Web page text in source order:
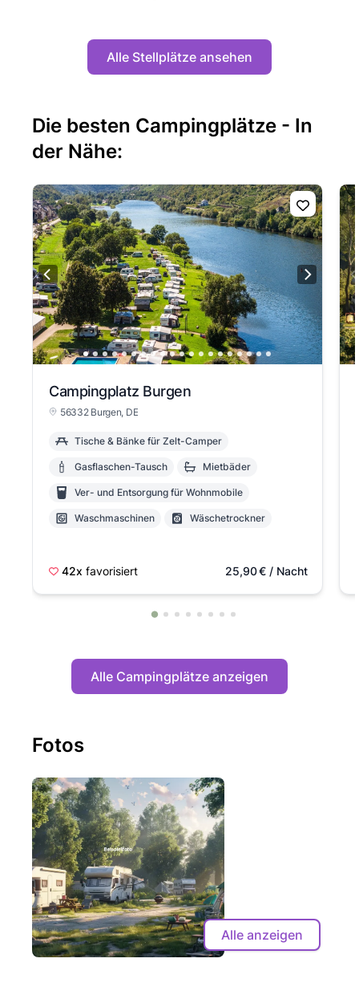
Alle Stellplätze ansehen
Die besten Campingplätze - In
der Nähe:
Campingplatz Burgen
56332 Burgen, DE
Tische & Bänke für Zelt-Camper
Gasflaschen-Tausch Mietbäder
Ver- und Entsorgung für Wohnmobile
Waschmaschinen Wäschetrockner
Bar auf dem Gelände
Einzelwaschkabinen WLAN
42x favorisiert 25,90€/ Nacht
Alle Campingplätze anzeigen
Fotos
Alle anzeigen